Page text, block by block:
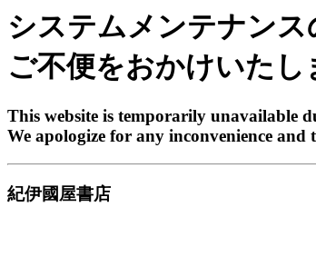
システムメンテナンス
ご不便をおかけいたし
This website is temporarily unavailable
We apologize for any inconvenience
紀伊國屋書店